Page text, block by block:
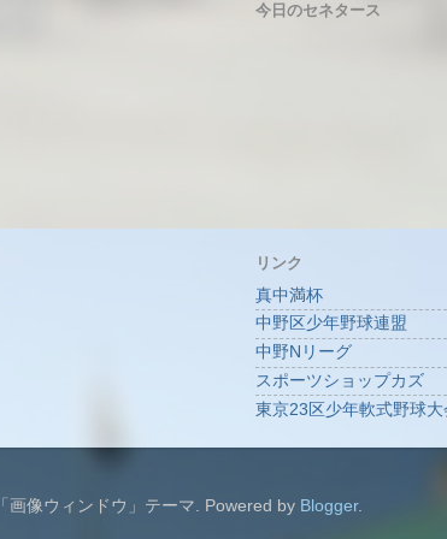
今日のセネタース
リンク
真中満杯
中野区少年野球連盟
中野Nリーグ
スポーツショップカズ
東京23区少年軟式野球大
「画像ウィンドウ」テーマ. Powered by Blogger.